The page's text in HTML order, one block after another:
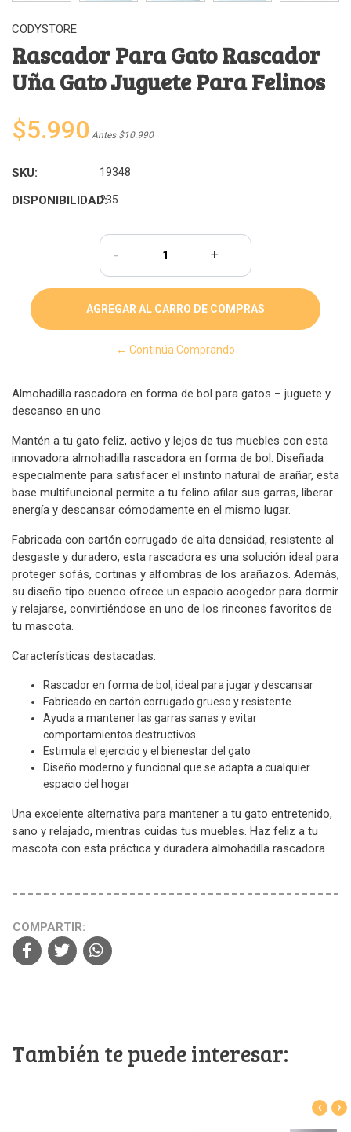
CODYSTORE
Rascador Para Gato Rascador
Uña Gato Juguete Para Felinos
$5.990 Antes $10.990
SKU: 19348
DISPONIBILIDAD:235
- +
← Continúa Comprando
Almohadilla rascadora en forma de bol para gatos – juguete y
descanso en uno
Mantén a tu gato feliz, activo y lejos de tus muebles con esta
innovadora almohadilla rascadora en forma de bol. Diseñada
especialmente para satisfacer el instinto natural de arañar, esta
base multifuncional permite a tu felino afilar sus garras, liberar
energía y descansar cómodamente en el mismo lugar.
Fabricada con cartón corrugado de alta densidad, resistente al
desgaste y duradero, esta rascadora es una solución ideal para
proteger sofás, cortinas y alfombras de los arañazos. Además,
su diseño tipo cuenco ofrece un espacio acogedor para dormir
y relajarse, convirtiéndose en uno de los rincones favoritos de
tu mascota.
Características destacadas:
Rascador en forma de bol, ideal para jugar y descansar
Fabricado en cartón corrugado grueso y resistente
Ayuda a mantener las garras sanas y evitar
comportamientos destructivos
Estimula el ejercicio y el bienestar del gato
Diseño moderno y funcional que se adapta a cualquier
espacio del hogar
Una excelente alternativa para mantener a tu gato entretenido,
sano y relajado, mientras cuidas tus muebles. Haz feliz a tu
mascota con esta práctica y duradera almohadilla rascadora.
COMPARTIR:
También te puede interesar:
‹ ›